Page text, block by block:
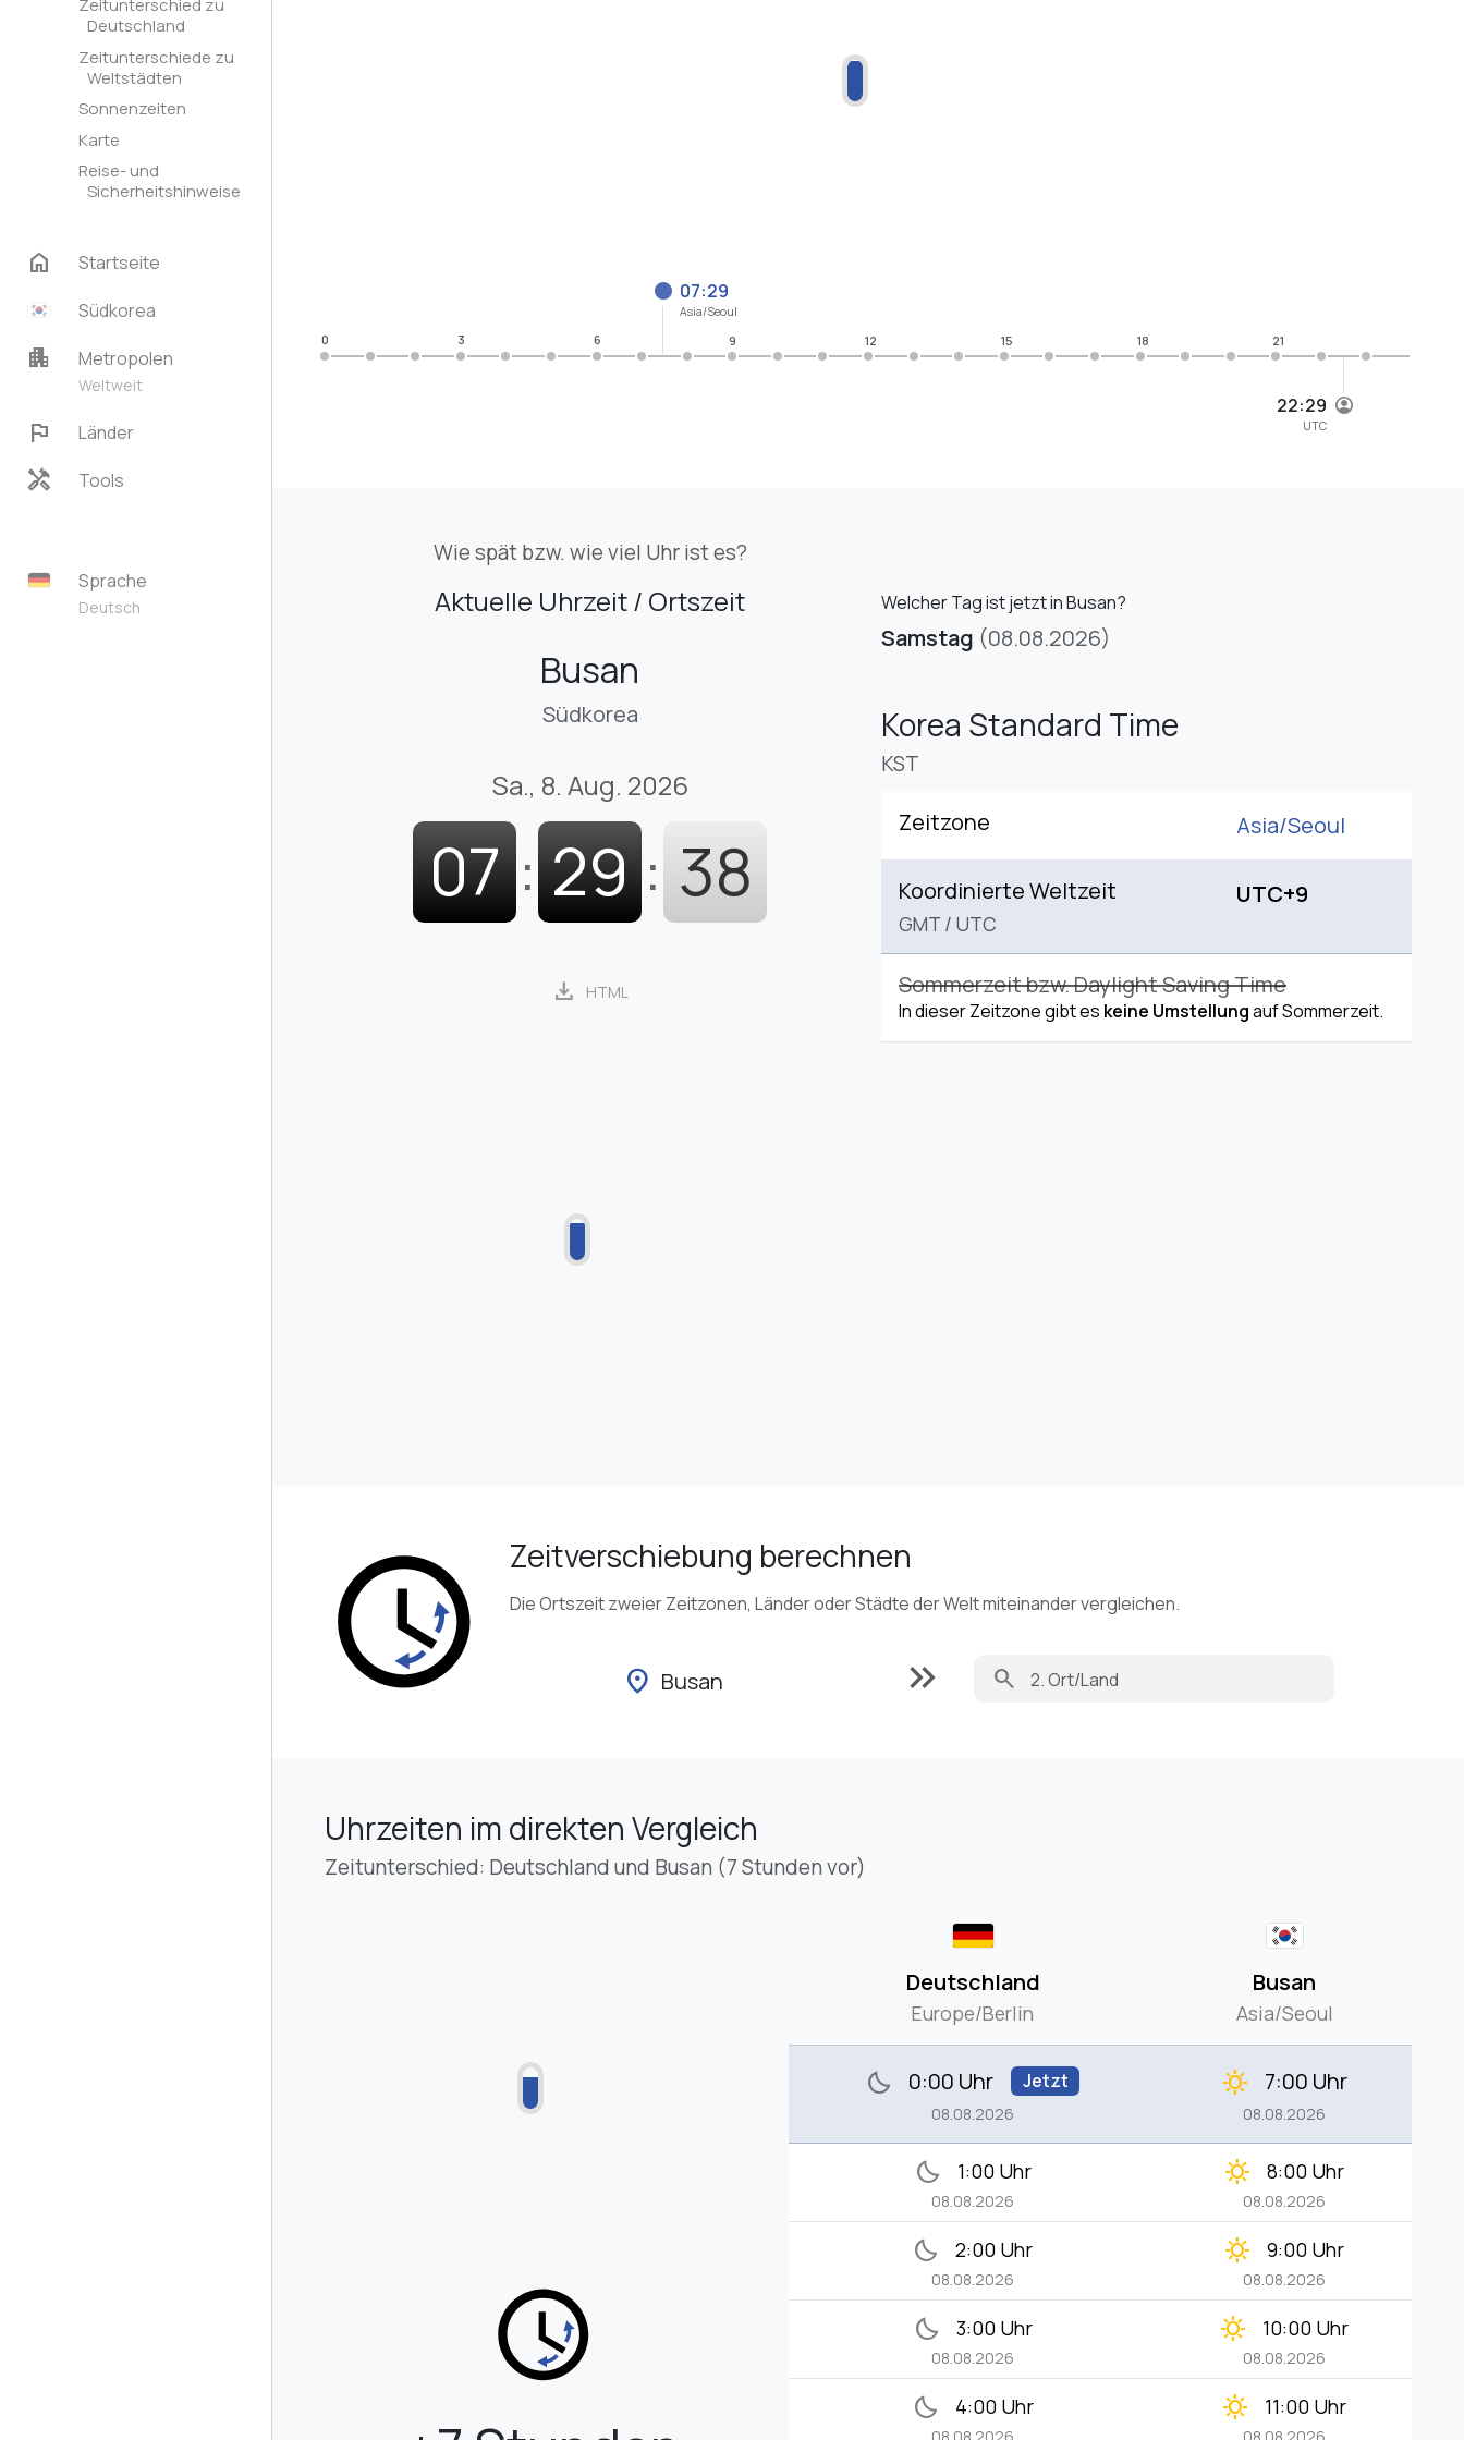
Zeitunterschied zu
Deutschland
Zeitunterschiede zu
Weltstädten
Sonnenzeiten
Karte
Reise- und
Sicherheitshinweise
home
Startseite
Südkorea
apartment Metropolen
Weltweit
flag Länder
handyman Tools
Sprache
Deutsch
22:29
UTC
07:29
Asia/Seoul
0 3 6 9 12 15 18 21
Wie spät bzw. wie viel Uhr ist es?
Aktuelle Uhrzeit / Ortszeit
Busan
Südkorea
Sa., 8. Aug. 2026
07 : 29 : 38
download HTML
Welcher Tag ist jetzt in Busan?
Samstag (08.08.2026)
Korea Standard Time
KST
Zeitzone Asia/Seoul
Koordinierte Weltzeit
GMT / UTC
UTC+9
Sommerzeit bzw. Daylight Saving Time
In dieser Zeitzone gibt es keine Umstellungauf Sommerzeit.
Zeitverschiebung berechnen
Die Ortszeit zweier Zeitzonen, Länder oder Städte der Welt miteinander vergleichen.
location_on Busan keyboard_double_arrow_right search
Uhrzeiten im direkten Vergleich
Zeitunterschied: Deutschland und Busan (7 Stunden vor)
Deutschland
Europe/Berlin
Busan
Asia/Seoul
bedtime 0:00 Uhr Jetzt
08.08.2026
clear_day 7:00 Uhr
08.08.2026
bedtime 1:00 Uhr
08.08.2026
clear_day 8:00 Uhr
08.08.2026
bedtime 2:00 Uhr
08.08.2026
clear_day 9:00 Uhr
08.08.2026
bedtime 3:00 Uhr
08.08.2026
clear_day 10:00 Uhr
08.08.2026
bedtime 4:00 Uhr clear_day 11:00 Uhr